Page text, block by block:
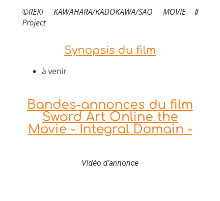
©REKI KAWAHARA/KADOKAWA/SAO MOVIEⅡ
Project
Synopsis du film
à venir
Bandes-annonces du film
Sword Art Online the
Movie - Integral Domain -
Vidéo d’annonce